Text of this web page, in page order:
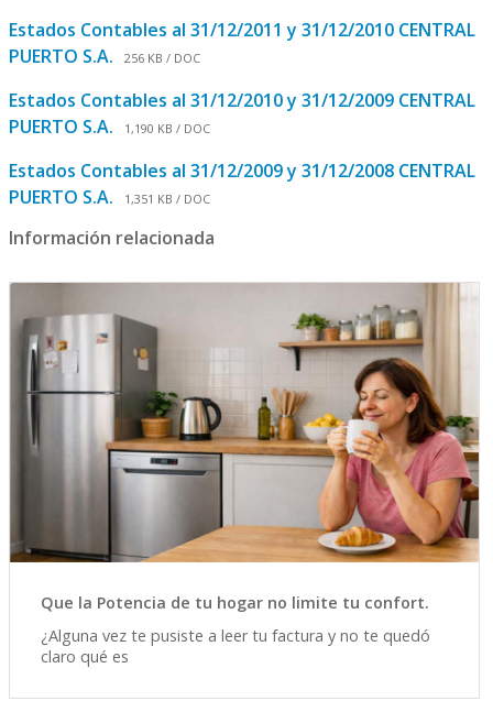
Estados Contables al 31/12/2011 y 31/12/2010 CENTRAL
PUERTO S.A.
256 KB / DOC
Estados Contables al 31/12/2010 y 31/12/2009 CENTRAL
PUERTO S.A.
1,190 KB / DOC
Estados Contables al 31/12/2009 y 31/12/2008 CENTRAL
PUERTO S.A.
1,351 KB / DOC
Información relacionada
Que la Potencia de tu hogar no limite tu confort.
¿Alguna vez te pusiste a leer tu factura y no te quedó
claro qué es